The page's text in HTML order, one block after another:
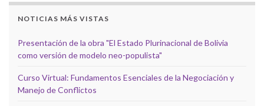
NOTICIAS MÁS VISTAS
Presentación de la obra "El Estado Plurinacional de Bolivia
como versión de modelo neo-populista"
Curso Virtual: Fundamentos Esenciales de la Negociación y
Manejo de Conflictos